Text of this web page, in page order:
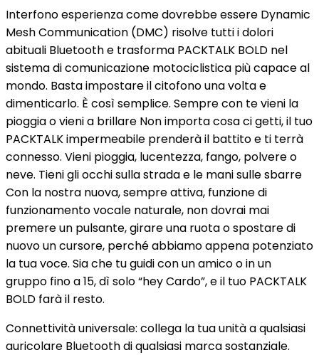
Interfono esperienza come dovrebbe essere Dynamic
Mesh Communication (DMC) risolve tutti i dolori
abituali Bluetooth e trasforma PACKTALK BOLD nel
sistema di comunicazione motociclistica più capace al
mondo. Basta impostare il citofono una volta e
dimenticarlo. È così semplice. Sempre con te vieni la
pioggia o vieni a brillare Non importa cosa ci getti, il tuo
PACKTALK impermeabile prenderà il battito e ti terrà
connesso. Vieni pioggia, lucentezza, fango, polvere o
neve. Tieni gli occhi sulla strada e le mani sulle sbarre
Con la nostra nuova, sempre attiva, funzione di
funzionamento vocale naturale, non dovrai mai
premere un pulsante, girare una ruota o spostare di
nuovo un cursore, perché abbiamo appena potenziato
la tua voce. Sia che tu guidi con un amico o in un
gruppo fino a 15, dì solo “hey Cardo”, e il tuo PACKTALK
BOLD farà il resto.
Connettività universale: collega la tua unità a qualsiasi
auricolare Bluetooth di qualsiasi marca sostanziale.